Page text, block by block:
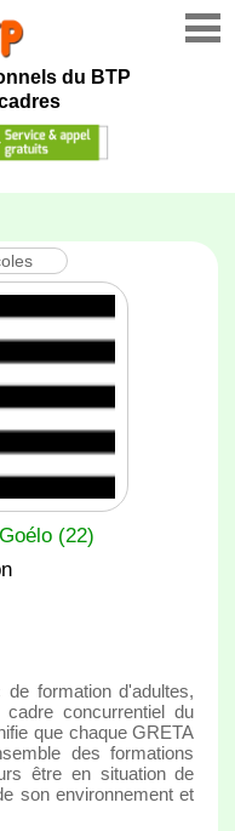
du BTP
(22)
formation d'adultes,
concurrentiel du
que chaque GRETA
des formations
être en situation de
son environnement et